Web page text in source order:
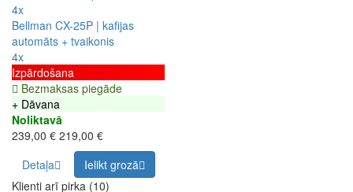
4x
Bellman CX-25P | kafijas
automāts + tvaikonis
4x
Izpārdošana
Bezmaksas piegāde
+ Dāvana
Noliktavā
239,00 € 219,00 €
Detaļa
Ielikt grozā
Klienti arī pirka (10)